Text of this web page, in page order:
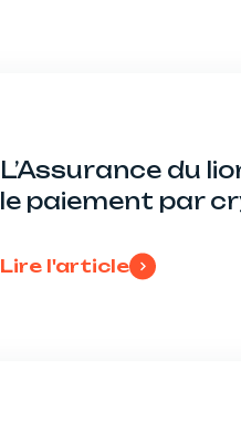
L’Assurance du
le paiement par
Lire l'article